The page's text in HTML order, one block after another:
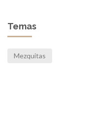
Temas
Mezquitas